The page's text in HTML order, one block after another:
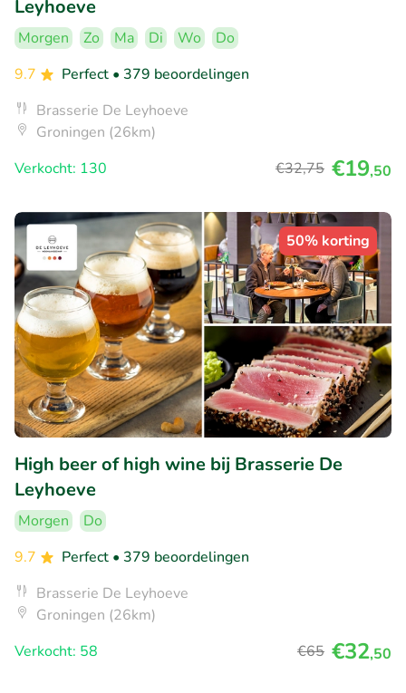
Leyhoeve
Morgen Zo Ma Di Wo
Do
9.7
Perfect • 379 beoordelingen
Brasserie De Leyhoeve
Groningen (26km)
Verkocht: 130
€32,75 €19,50
50% korting
High beer of high wine bij Brasserie De
Leyhoeve
Morgen
Do
9.7
Perfect • 379 beoordelingen
Brasserie De Leyhoeve
Groningen (26km)
Verkocht: 58
€65 €32,50